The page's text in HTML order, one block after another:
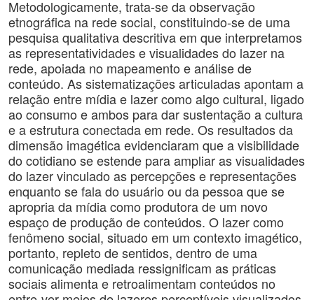
Metodologicamente, trata-se da observação
etnográfica na rede social, constituindo-se de uma
pesquisa qualitativa descritiva em que interpretamos
as representatividades e visualidades do lazer na
rede, apoiada no mapeamento e análise de
conteúdo. As sistematizações articuladas apontam a
relação entre mídia e lazer como algo cultural, ligado
ao consumo e ambos para dar sustentação a cultura
e a estrutura conectada em rede. Os resultados da
dimensão imagética evidenciaram que a visibilidade
do cotidiano se estende para ampliar as visualidades
do lazer vinculado as percepções e representações
enquanto se fala do usuário ou da pessoa que se
apropria da mídia como produtora de um novo
espaço de produção de conteúdos. O lazer como
fenômeno social, situado em um contexto imagético,
portanto, repleto de sentidos, dentro de uma
comunicação mediada ressignificam as práticas
sociais alimenta e retroalimentam conteúdos no